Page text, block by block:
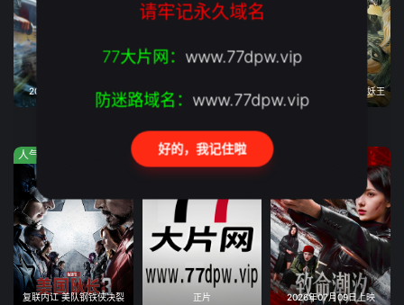
2026年08月04日上映 保剑锋克拉拉激战绝世妖王
复联内讧 美队钢铁侠决裂
人气:413
正片
人气:636
2026年07月09日上映
请牢记永久域名
77大片网： www.77dpw.vip
防迷路域名： www.77dpw.vip
好的，我记住啦